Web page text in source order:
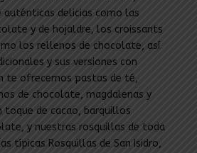
auténticas delicias como las
y de hojaldre, los croissants
los rellenos de chocolate, así
y sus versiones con
te ofrecemos pastas de té,
de chocolate, magdalenas y
toque de cacao, barquillos
y nuestras rosquillas de toda
típicas Rosquillas de San Isidro,